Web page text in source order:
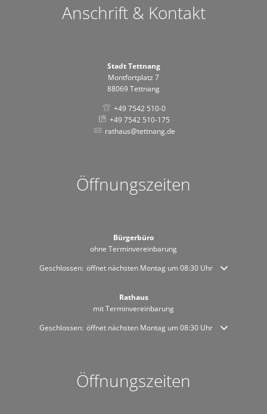
Anschrift & Kontakt
Stadt Tettnang
Montfortplatz 7
88069 Tettnang
+49 7542 510-0
+49 7542 510-175
rathaus@tettnang.de
Öffnungszeiten
Bürgerbüro
ohne Terminvereinbarung
Klicken, um weitere Öffnungs- oder Schließzeiten auszublenden
Geschlossen: öffnet nächsten Montag um 08:30 Uhr
Rathaus
mit Terminvereinbarung
Klicken, um weitere Öffnungs- oder Schließzeiten auszublenden
Geschlossen: öffnet nächsten Montag um 08:30 Uhr
Öffnungszeiten